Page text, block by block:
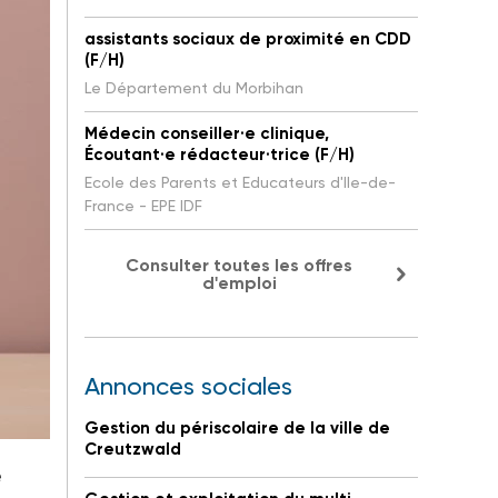
assistants sociaux de proximité en CDD
(F/H)
Le Département du Morbihan
Médecin conseiller·e clinique,
Écoutant·e rédacteur·trice (F/H)
Ecole des Parents et Educateurs d'Ile-de-
France - EPE IDF
Consulter toutes les offres
d'emploi
Annonces sociales
Gestion du périscolaire de la ville de
Creutzwald